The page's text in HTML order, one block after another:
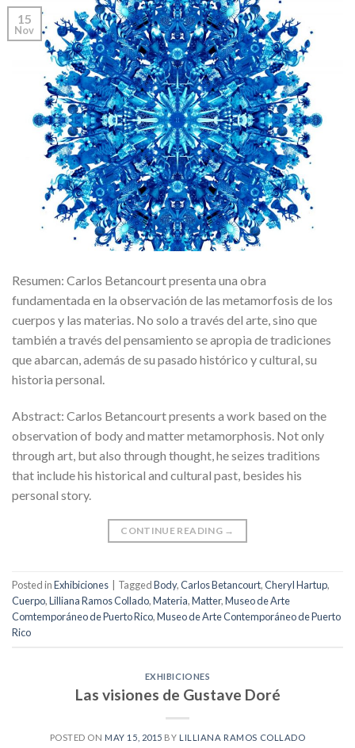
15
Nov
Resumen: Carlos Betancourt presenta una obra
fundamentada en la observación de las metamorfosis de los
cuerpos y las materias. No solo a través del arte, sino que
también a través del pensamiento se apropia de tradiciones
que abarcan, además de su pasado histórico y cultural, su
historia personal.
Abstract: Carlos Betancourt presents a work based on the
observation of body and matter metamorphosis. Not only
through art, but also through thought, he seizes traditions
that include his historical and cultural past, besides his
personal story.
CONTINUE READING →
Posted inExhibiciones TaggedBody,Carlos Betancourt,Cheryl Hartup,
Cuerpo,Lilliana Ramos Collado,Materia,Matter,Museo de Arte
Comtemporáneo de Puerto Rico,Museo de Arte Contemporáneo de Puerto
Rico
EXHIBICIONES
Las visiones de Gustave Doré
POSTED ON MAY 15, 2015 BY LILLIANA RAMOS COLLADO